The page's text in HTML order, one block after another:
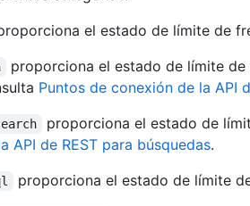
el estado de límite de
proporciona el estado de límite de
Puntos de conexión de la API
proporciona el estado de
API de REST para búsquedas.
proporciona el estado de límite